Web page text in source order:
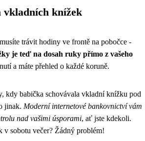
vkladních knížek
trávit hodiny ve frontě na pobočce -
je teď na dosah ruky přímo z vašeho
a máte přehled o každé koruně.
kdy babička schovávala vkladní knížku pod
jinak. Moderní internetové bankovnictví vám
nad vašimi úsporami, ať jste kdekoli.
v sobotu večer? Žádný problém!